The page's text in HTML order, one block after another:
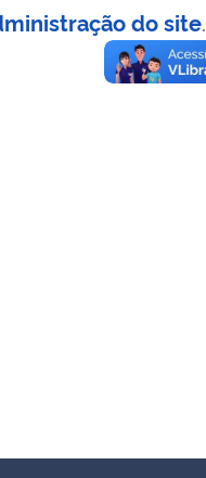
do site.